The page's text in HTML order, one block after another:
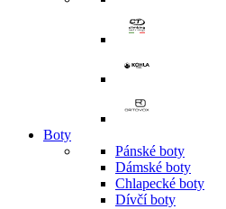
Boty
Pánské boty
Dámské boty
Chlapecké boty
Dívčí boty